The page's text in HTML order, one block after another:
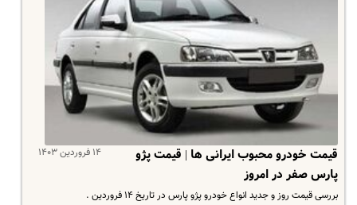
۱۴ فروردین ۱۴۰۳
قیمت خودرو محبوب ایرانی ها | قیمت پژو
پارس صفر در امروز
بررسی قیمت روز و جدید انواع خودرو پژو پارس در تاریخ ۱۴ فروردین .